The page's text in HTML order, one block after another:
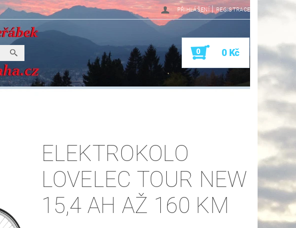
PŘIHLÁŠENÍ | REGISTRACE
0 0 Kč
ELEKTROKOLO
LOVELEC TOUR NEW
15,4 AH AŽ 160 KM